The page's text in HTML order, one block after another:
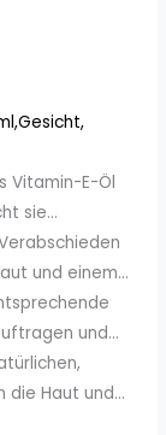
Vitamin-E-Öl
sie...
und einem...
und...
Haut und...